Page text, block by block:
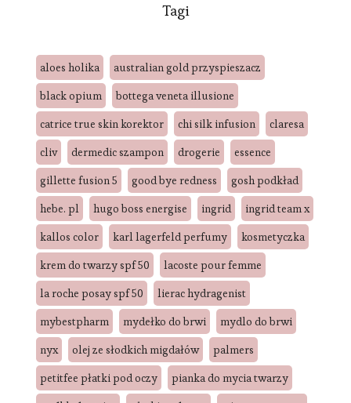
Tagi
aloes holika
australian gold przyspieszacz
black opium
bottega veneta illusione
catrice true skin korektor
chi silk infusion
claresa
cliv
dermedic szampon drogerie
essence
gillette fusion 5
good bye redness
gosh podkład
hebe. pl
hugo boss energise ingrid
ingrid team x
kallos color
karl lagerfeld perfumy
kosmetyczka
krem do twarzy spf 50
lacoste pour femme
la roche posay spf 50
lierac hydragenist
mybestpharm
mydełko do brwi
mydlo do brwi
nyx
olej ze słodkich migdałów
palmers
petitfee płatki pod oczy
pianka do mycia twarzy